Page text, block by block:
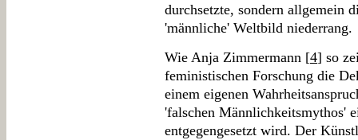
durchsetzte, sondern allgemein
'männliche' Weltbild niederrang.
Wie Anja Zimmermann [4] so
feministischen Forschung die
einem eigenen
'falschen Männlichkeitsmythos'
entgegengesetzt wird. Der